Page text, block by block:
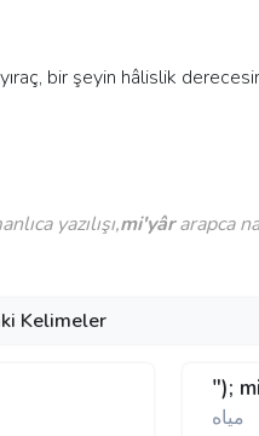
bir şeyin hâlislik
yazılışı,mi'yârarapca
Kelimeler
");
مياه